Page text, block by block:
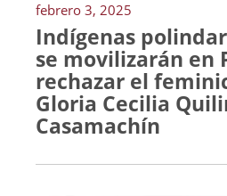
febrero 3, 2025
Indígenas
se movilizarán en
rechazar el
Gloria Cecilia
Casamachín